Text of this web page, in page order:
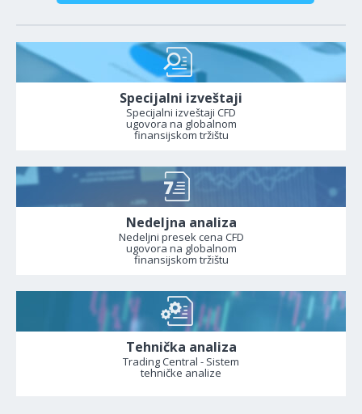
Specijalni izveštaji
Specijalni izveštaji CFD
ugovora na globalnom
finansijskom tržištu
Nedeljna analiza
Nedeljni presek cena CFD
ugovora na globalnom
finansijskom tržištu
Tehnička analiza
Trading Central - Sistem
tehničke analize